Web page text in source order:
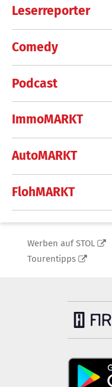
Leserreporter
Comedy
Podcast
ImmoMARKT
AutoMARKT
FlohMARKT
Werben auf STOL
Tourentipps